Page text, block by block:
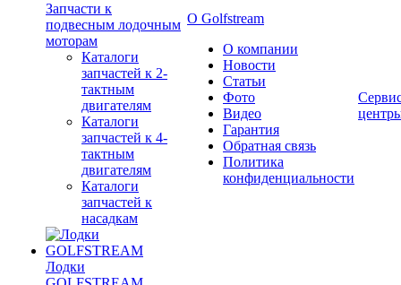
Запчасти к
подвесным лодочным
моторам
Каталоги
запчастей к 2-
тактным
двигателям
Каталоги
запчастей к 4-
тактным
двигателям
Каталоги
запчастей к
насадкам
Лодки
О Golfstream
О компании
Новости
Статьи
Фото
Видео
Гарантия
Обратная связь
Политика
конфиденциальности